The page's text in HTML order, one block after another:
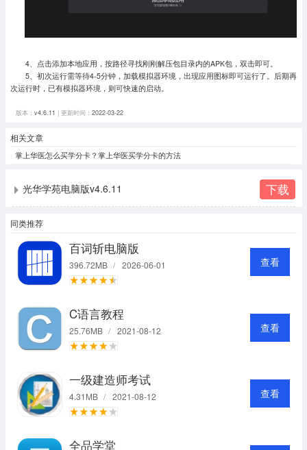
4、点击添加本地应用，按路径寻找刚刚解压包目录内的APK包，双击即可。
5、初次运行需等待4-5分钟，加载模拟器环境，出现应用图标即可运行了。 后期再
次运行时，已有模拟器环境，则可快速的启动。
版本： v4.6.11 | 更新时间： 2022-03-22
相关文章
掌上华医怎么买学分卡？掌上华医买学分卡的方法
光华学苑电脑版v4.6.11 下载
同类推荐
百词斩电脑版
396.72MB / 2026-06-01 查看
C语言教程
25.76MB / 2021-08-12 查看
一级建造师考试
4.31MB / 2021-08-12 查看
全品学堂